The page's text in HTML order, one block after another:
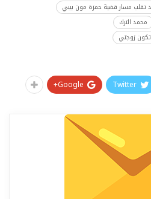
تقلب مسار قضية حمزة مون بيبي
محمد الترك
تكون زوجتي
Twitter
Google+